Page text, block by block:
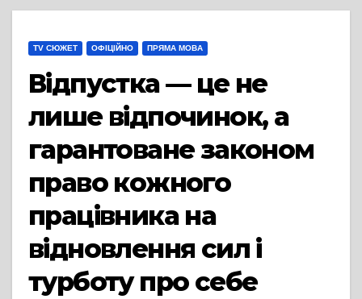
TV СЮЖЕТ ОФІЦІЙНО ПРЯМА МОВА
Відпустка — це не
лише відпочинок, а
гарантоване законом
право кожного
працівника на
відновлення сил і
турботу про себе